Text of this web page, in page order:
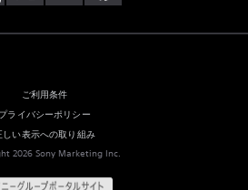
ご利用条件
プライバシーポリシー
しい表示への取り組み
2026 Sony Marketing Inc.